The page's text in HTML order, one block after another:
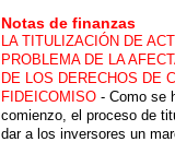
Notas de finanzas
LA TITULIZACIÓN DE
PROBLEMA DE LA
DE LOS DERECHOS DE
FIDEICOMISO - Como se
comienzo, el proceso de
dar a los inversores un